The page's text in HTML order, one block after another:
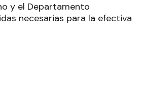
y el Departamento
necesarias para la efectiva